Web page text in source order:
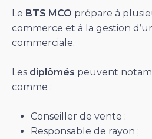
Le BTS MCO prépare à
commerce et à la gestion
commerciale.
Les diplômés peuvent
comme :
Conseiller de vente ;
Responsable de rayon ;